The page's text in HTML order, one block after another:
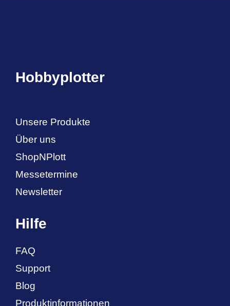
Hobbyplotter
Unsere Produkte
Über uns
ShopNPlott
Messetermine
Newsletter
Hilfe
FAQ
Support
Blog
Produktinformationen